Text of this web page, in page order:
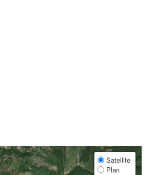
Satellite
Plan